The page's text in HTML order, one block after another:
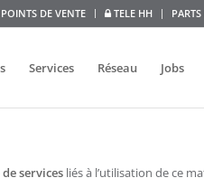
POINTS DE VENTE TELE HH
Services Réseau Jobs
services liés à l’utilisation de ce